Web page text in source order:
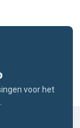
voor het